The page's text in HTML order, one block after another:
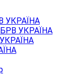
УКРАЇНА
УКРАЇНА